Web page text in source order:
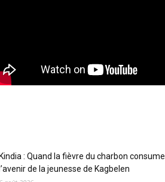
: Quand la fièvre du charbon consume
de la jeunesse de Kagbelen